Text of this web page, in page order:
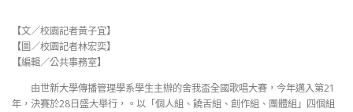
【文／校園記者黃子宜】
【圖／校園記者林宏奕】
【編輯／公共事務室】
由世新大學傳播管理學系學生主辦的舍我盃全國歌唱大賽，今年邁入第21
年，決賽於28日盛大舉行，。以「個人組、饒舌組、創作組、團體組」四個組